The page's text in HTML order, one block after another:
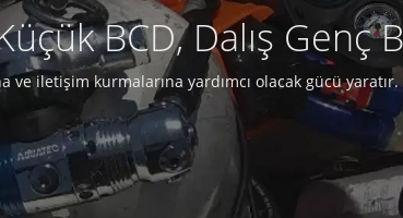
BCD, Dalış Genç
Üreticisi |
ve iletişim kurmalarına yardımcı olacak gücü yaratır.